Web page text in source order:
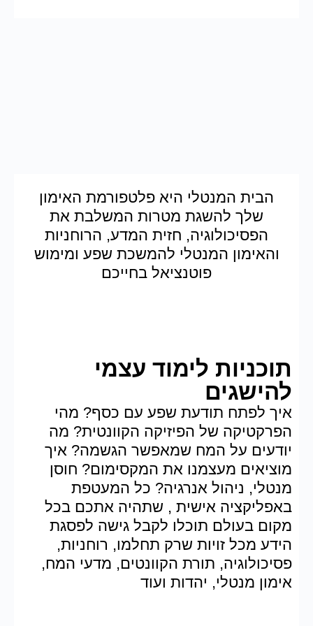
הבית המנטלי היא פלטפורמת האימון
שלך להשגת מטרות המשלבת את
הפסיכולוגיה, חזית המדע, הרוחניות
והאימון המנטלי להמשכת שפע ומימוש
פוטנציאל בחייכם
תוכניות לימוד עצמי
להישגים
איך לפתח תודעת שפע עם כסף? מהי
הפרקטיקה של הפיזיקה הקוונטית? מה
יודעים על המח שמאפשר הגשמה? איך
מוציאים מעצמנו את המקסימום? חוסן
מנטלי, ניהול אנרגיה? כל המעטפת
באפליקציה אישית , שתהיה אתכם בכל
מקום בעולם תוכלו לקבל גישה לפסגת
הידע מכל זויות שרק תחלמו, רוחניות,
פסיכולוגיה, תורת הקוונטים, מדעי המח,
אימון מנטלי, יהדות ועוד